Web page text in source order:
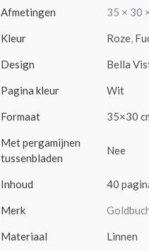
Afmetingen 35 × 30
Kleur Roze,
Design Bella
Pagina kleur Wit
Formaat 35×30
Met pergamijnen
tussenbladen
Nee
Inhoud 40
Merk
Materiaal Linnen